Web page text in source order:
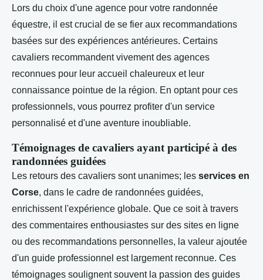
Lors du choix d'une agence pour votre randonnée
équestre, il est crucial de se fier aux recommandations
basées sur des expériences antérieures. Certains
cavaliers recommandent vivement des agences
reconnues pour leur accueil chaleureux et leur
connaissance pointue de la région. En optant pour ces
professionnels, vous pourrez profiter d'un service
personnalisé et d'une aventure inoubliable.
Témoignages de cavaliers ayant participé à des
randonnées guidées
Les retours des cavaliers sont unanimes; les services en
Corse, dans le cadre de randonnées guidées,
enrichissent l'expérience globale. Que ce soit à travers
des commentaires enthousiastes sur des sites en ligne
ou des recommandations personnelles, la valeur ajoutée
d'un guide professionnel est largement reconnue. Ces
témoignages soulignent souvent la passion des guides